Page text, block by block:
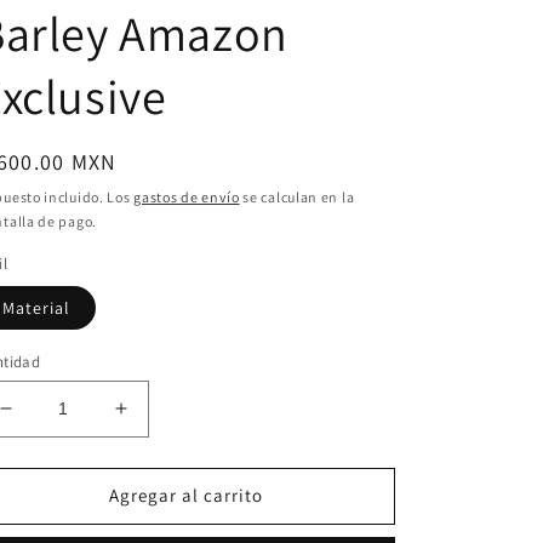
Amazon
MXN
incluido. Los gastos de envío se calculan en la
de pago.
Material
Reducir
cantidad
para
Disney
Aumentar
cantidad
para
Pop!
Disney
Agregar al carrito